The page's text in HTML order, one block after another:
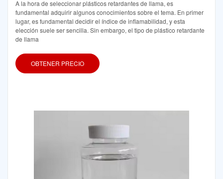
A la hora de seleccionar plásticos retardantes de llama, es
fundamental adquirir algunos conocimientos sobre el tema. En primer
lugar, es fundamental decidir el índice de inflamabilidad, y esta
elección suele ser sencilla. Sin embargo, el tipo de plástico retardante
de llama
OBTENER PRECIO